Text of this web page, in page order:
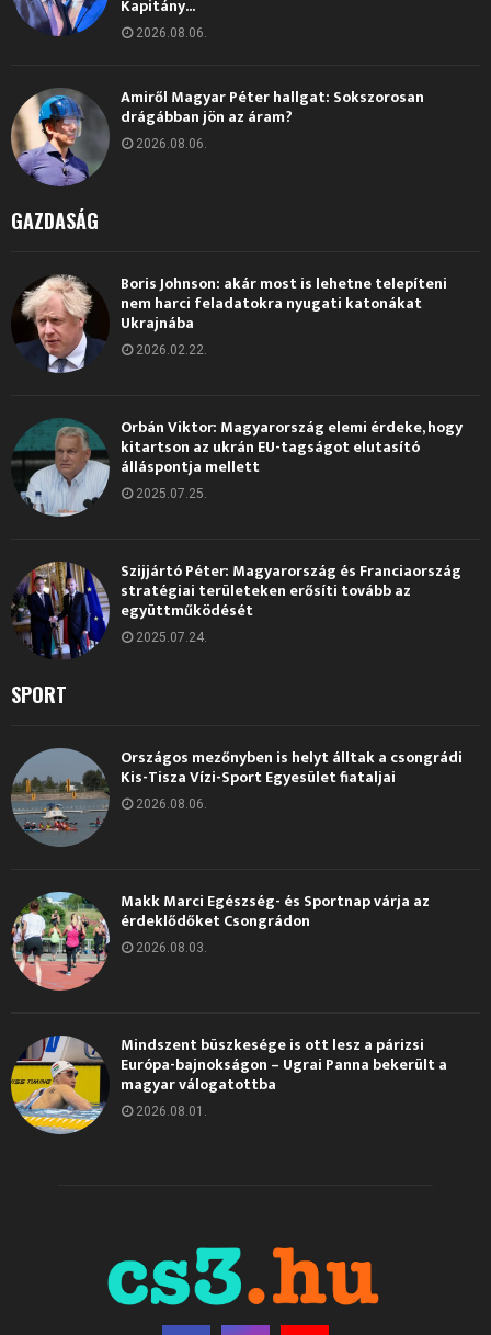
Kapitány...
2026.08.06.
Amiről Magyar Péter hallgat: Sokszorosan
drágábban jön az áram?
2026.08.06.
GAZDASÁG
Boris Johnson: akár most is lehetne telepíteni
nem harci feladatokra nyugati katonákat
Ukrajnába
2026.02.22.
Orbán Viktor: Magyarország elemi érdeke, hogy
kitartson az ukrán EU-tagságot elutasító
álláspontja mellett
2025.07.25.
Szijjártó Péter: Magyarország és Franciaország
stratégiai területeken erősíti tovább az
együttműködését
2025.07.24.
SPORT
Országos mezőnyben is helyt álltak a csongrádi
Kis-Tisza Vízi-Sport Egyesület fiataljai
2026.08.06.
Makk Marci Egészség- és Sportnap várja az
érdeklődőket Csongrádon
2026.08.03.
Mindszent büszkesége is ott lesz a párizsi
Európa-bajnokságon – Ugrai Panna bekerült a
magyar válogatottba
2026.08.01.